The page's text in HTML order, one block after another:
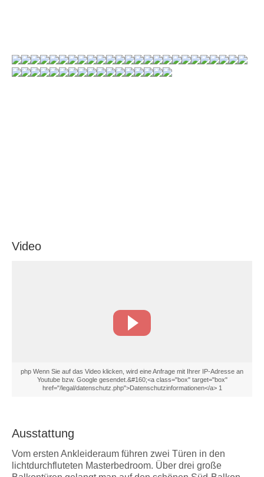
Video
php Wenn Sie auf das Video klicken, wird eine Anfrage mit Ihrer IP-Adresse an
Youtube bzw. Google gesendet.&#160;<a class="box" target="box"
href="/legal/datenschutz.php">Datenschutzinformationen</a> 1
Ausstattung
Vom ersten Ankleideraum führen zwei Türen in den
lichtdurchfluteten Masterbedroom. Über drei große